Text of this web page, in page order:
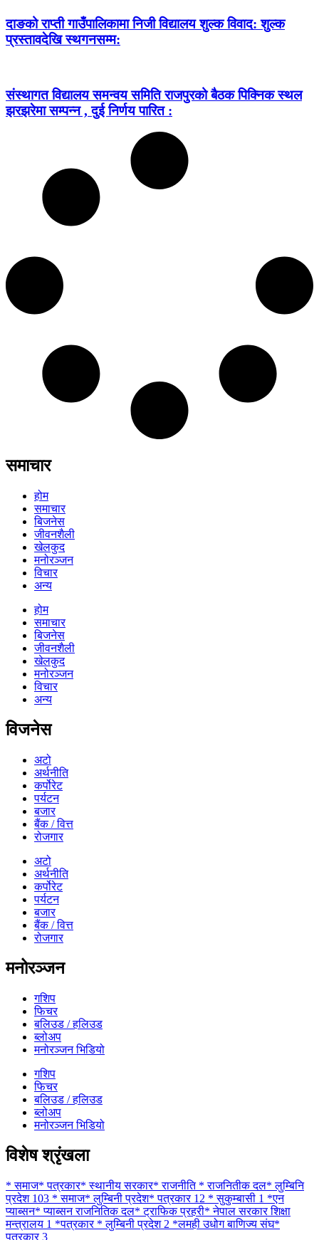
दाङको राप्ती गाउँपालिकामा निजी विद्यालय शुल्क विवाद: शुल्क
प्रस्तावदेखि स्थगनसम्म:
संस्थागत विद्यालय समन्वय समिति राजपुरको बैठक पिक्निक स्थल
झरझरेमा सम्पन्न , दुई निर्णय पारित :
समाचार
होम
समाचार
बिजनेस
जीवनशैली
खेलकुद
मनोरञ्जन
विचार
अन्य
होम
समाचार
बिजनेस
जीवनशैली
खेलकुद
मनोरञ्जन
विचार
अन्य
विजनेस
अटो
अर्थनीति
कर्पोरेट
पर्यटन
बजार
बैंक / वित्त
रोजगार
अटो
अर्थनीति
कर्पोरेट
पर्यटन
बजार
बैंक / वित्त
रोजगार
मनोरञ्जन
गशिप
फिचर
बलिउड / हलिउड
ब्लोअप
मनोरञ्जन भिडियो
गशिप
फिचर
बलिउड / हलिउड
ब्लोअप
मनोरञ्जन भिडियो
विशेष श्रृंखला
* समाज* पत्रकार* स्थानीय सरकार* राजनीति * राजनितीक दल* लुम्बिनि
प्रदेश 103 * समाज* लुम्बिनी प्रदेश* पत्रकार 12 * सुकुम्बासी 1 *एन
प्याब्सन* प्याब्सन राजनितिक दल* ट्राफिक प्रहरी* नेपाल सरकार शिक्षा
मन्त्रालय 1 *पत्रकार * लुम्बिनी प्रदेश 2 *लमही उधोग बाणिज्य संघ*
पत्रकार 3